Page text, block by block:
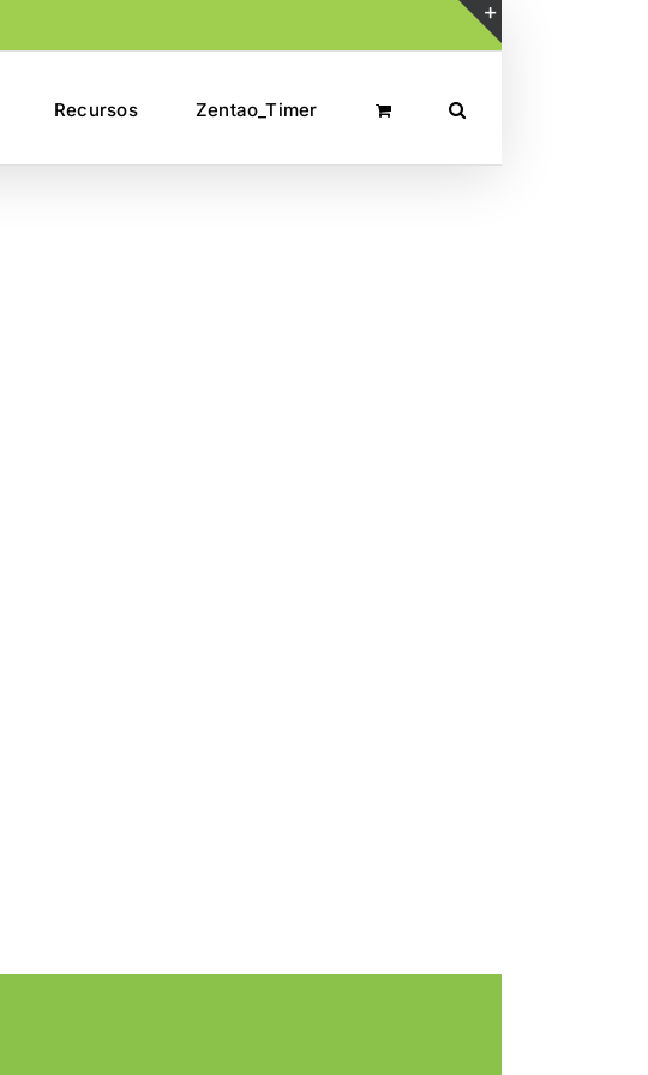
Recursos Zentao_Timer
Toggle